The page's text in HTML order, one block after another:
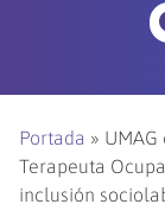
Portada »
Terapeuta
inclusión